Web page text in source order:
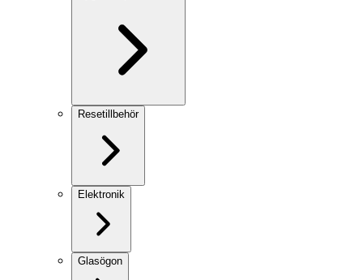
Resetillbehör
Elektronik
Glasögon